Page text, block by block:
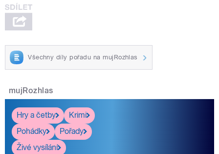
Všechny díly pořadu na mujRozhlas
mujRozhlas
Hry a četby
Krimi
Pohádky
Pořady
Živé vysílání